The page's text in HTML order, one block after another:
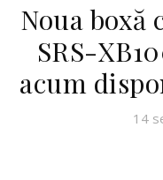
Noua boxă
SRS-
acum
14